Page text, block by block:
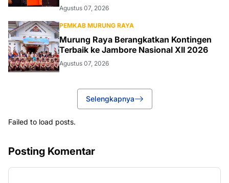
Agustus 07, 2026
PEMKAB MURUNG RAYA
Murung Raya Berangkatkan Kontingen
Terbaik ke Jambore Nasional XII 2026
Agustus 07, 2026
Selengkapnya
Failed to load posts.
Posting Komentar